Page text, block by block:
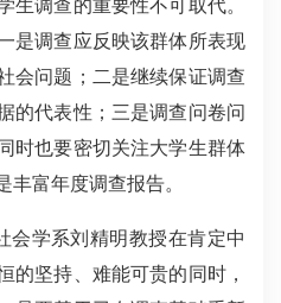
生调查的重要性不可取代。
是调查应反映该群体所表现
会问题；二是继续保证调查
的代表性；三是调查问卷问
时也要密切关注大学生群体
丰富年度调查报告。
学系刘精明教授在肯定中
的坚持、难能可贵的同时，